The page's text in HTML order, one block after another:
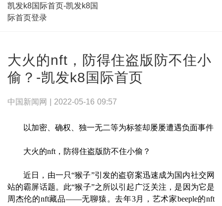
凯发k8国际首页-凯发k8国
际首页登录
大火的nft，防得住盗版防不住小
偷？-凯发k8国际首页
中国新闻网 | 2022-05-16 09:57
以加密、确权、独一无二等为标签却屡屡遭遇负面事件
大火的nft，防得住盗版防不住小偷？
近日，由一只“猴子”引发的盗窃案迅速成为国内社交网
站的霸屏话题。此“猴子”之所以引起广泛关注，是因为它是
周杰伦的nft藏品——无聊猿。去年3月，艺术家beeple的nft